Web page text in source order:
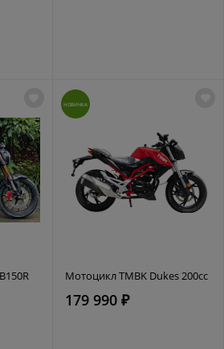
НОВИНКА
Мотоцикл TMBK Dukes 200cc
179 990 ₽